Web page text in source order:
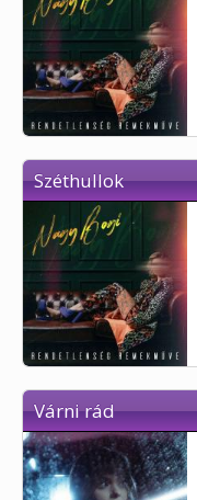
Széthullok
Várni rád